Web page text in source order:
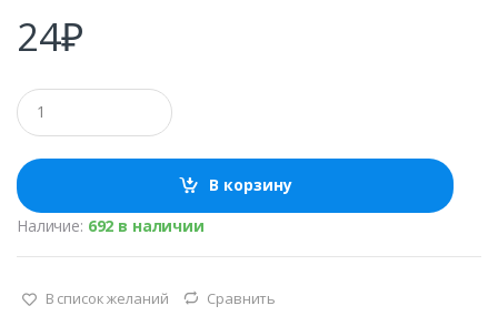
24₽
К
о
л
ч
е
с
т
в
В корзину
Наличие: 692 в наличии
В список желаний Сравнить